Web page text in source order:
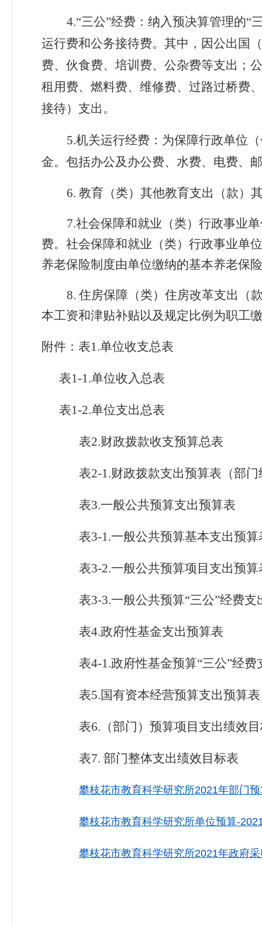
4.“三公”经费：纳入预决算管理的“
运行费和公务接待费。其中，因公出国
费、伙食费、培训费、公杂费等支出；
租用费、燃料费、维修费、过路过桥费
接待）支出。
5.机关运行经费：为保障行政单位
金。包括办公及办公费、水费、电费、
6. 教育（类）其他教育支出（款）
7.社会保障和就业（类）行政事业
费。社会保障和就业（类）行政事业单
养老保险制度由单位缴纳的基本养老保
8. 住房保障（类）住房改革支出（
本工资和津贴补贴以及规定比例为职工
附件：表1.单位收支总表
表1-1.单位收入总表
表1-2.单位支出总表
表2.财政拨款收支预算总表
表2-1.财政拨款支出预算表（部
表3.一般公共预算支出预算表
表3-1.一般公共预算基本支出预算
表3-2.一般公共预算项目支出预算
表3-3.一般公共预算“三公”经费支
表4.政府性基金支出预算表
表4-1.政府性基金预算“三公”经费
表5.国有资本经营预算支出预算表
表6. （部门）预算项目支出绩效
表7. 部门整体支出绩效目标表
攀枝花市教育科学研究所2021年部门
攀枝花市教育科学研究所单位预算-
攀枝花市教育科学研究所2021年政府